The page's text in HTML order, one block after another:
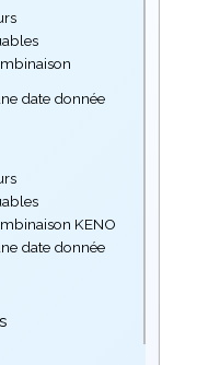
date donnée
KENO
date donnée